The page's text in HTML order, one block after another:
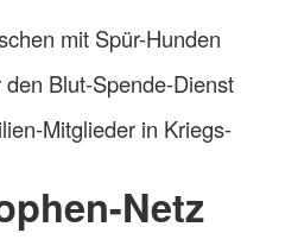
mit Spür-Hunden
Blut-Spende-Dienst
Mitglieder in Kriegs-
Netz